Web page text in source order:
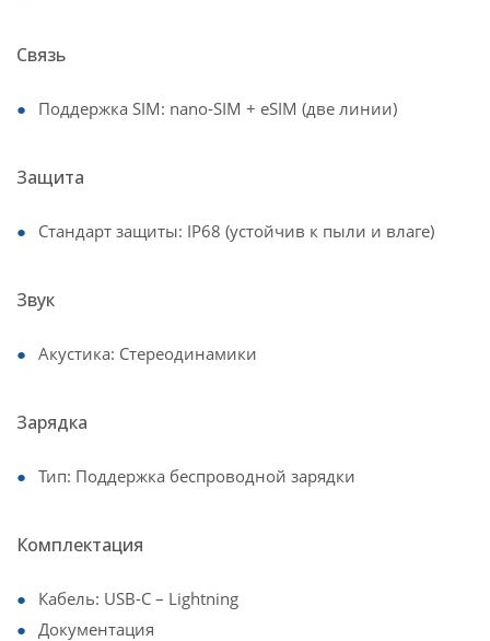
Связь
Поддержка SIM: nano-SIM + eSIM (две линии)
Защита
Стандарт защиты: IP68 (устойчив к пыли и влаге)
Звук
Акустика: Стереодинамики
Зарядка
Тип: Поддержка беспроводной зарядки
Комплектация
Кабель: USB-C – Lightning
Документация